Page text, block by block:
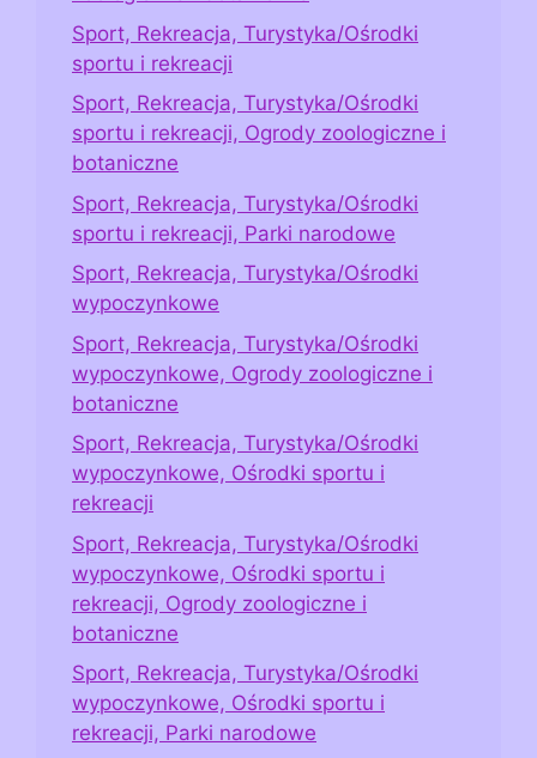
Sport, Rekreacja, Turystyka/Ośrodki
sportu i rekreacji
Sport, Rekreacja, Turystyka/Ośrodki
sportu i rekreacji, Ogrody zoologiczne i
botaniczne
Sport, Rekreacja, Turystyka/Ośrodki
sportu i rekreacji, Parki narodowe
Sport, Rekreacja, Turystyka/Ośrodki
wypoczynkowe
Sport, Rekreacja, Turystyka/Ośrodki
wypoczynkowe, Ogrody zoologiczne i
botaniczne
Sport, Rekreacja, Turystyka/Ośrodki
wypoczynkowe, Ośrodki sportu i
rekreacji
Sport, Rekreacja, Turystyka/Ośrodki
wypoczynkowe, Ośrodki sportu i
rekreacji, Ogrody zoologiczne i
botaniczne
Sport, Rekreacja, Turystyka/Ośrodki
wypoczynkowe, Ośrodki sportu i
rekreacji, Parki narodowe